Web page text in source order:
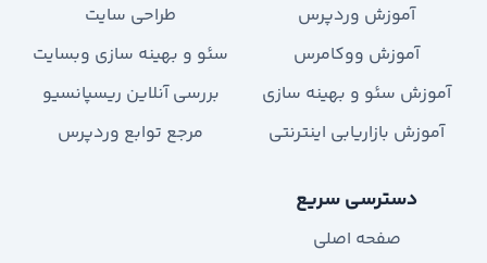
آموزش وردپرس
آموزش ووکامرس
آموزش سئو و بهینه سازی
آموزش بازاریابی اینترنتی
طراحی سایت
سئو و بهینه سازی وبسایت
بررسی آنلاین ریسپانسیو
مرجع توابع وردپرس
دسترسی سریع
صفحه اصلی